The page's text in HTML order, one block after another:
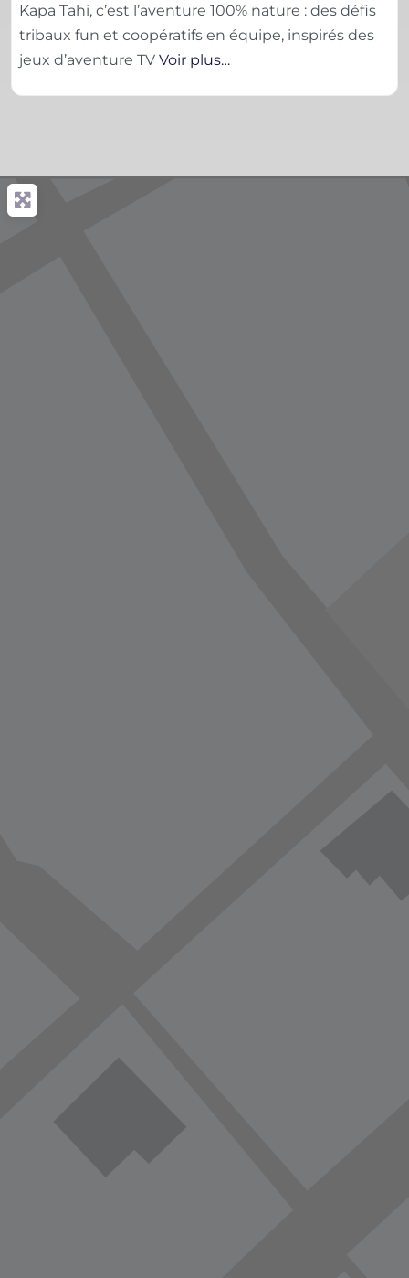
Kapa Tahi, c’est l’aventure 100% nature : des défis
tribaux fun et coopératifs en équipe, inspirés des
jeux d’aventure TV Voir plus…